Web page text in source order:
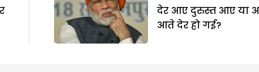
देर आए दुरुस्त आए या
आते देर हो गई?